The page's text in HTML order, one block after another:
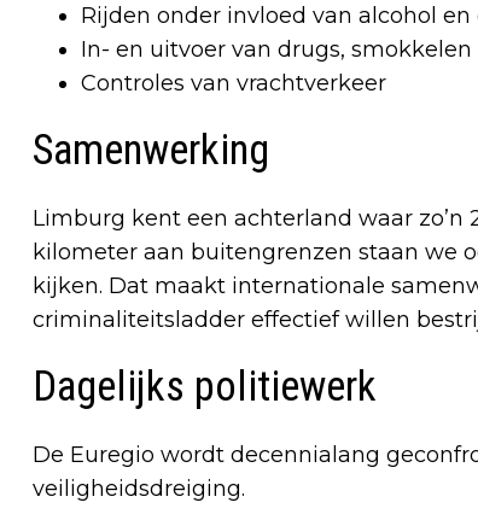
Rijden onder invloed van alcohol en
In- en uitvoer van drugs, smokkelen
Controles van vrachtverkeer
Samenwerking
Limburg kent een achterland waar
kilometer aan buitengrenzen staan we
kijken. Dat maakt internationale
criminaliteitsladder effectief willen
Dagelijks politiewerk
De Euregio wordt decennialang
veiligheidsdreiging.